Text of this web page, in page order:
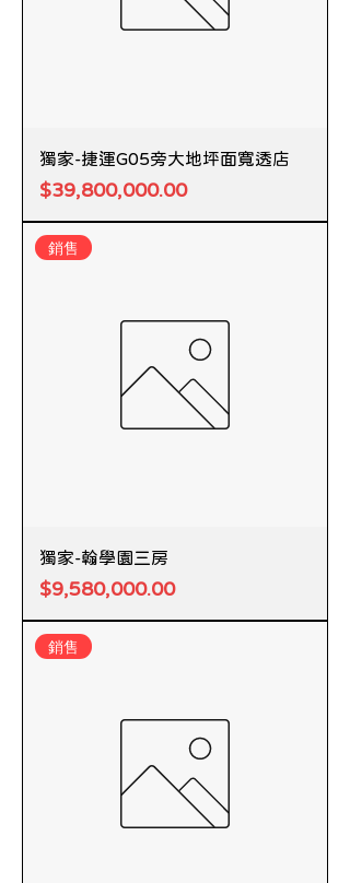
獨家-捷運G05旁大地坪面寬透店
價格
$39,800,000.00
銷售
獨家-翰學園三房
價格
$9,580,000.00
銷售